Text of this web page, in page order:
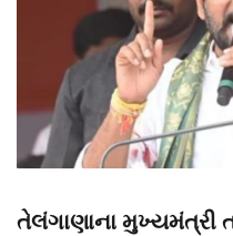
તેલંગાણાના મુખ્યમંત્રી